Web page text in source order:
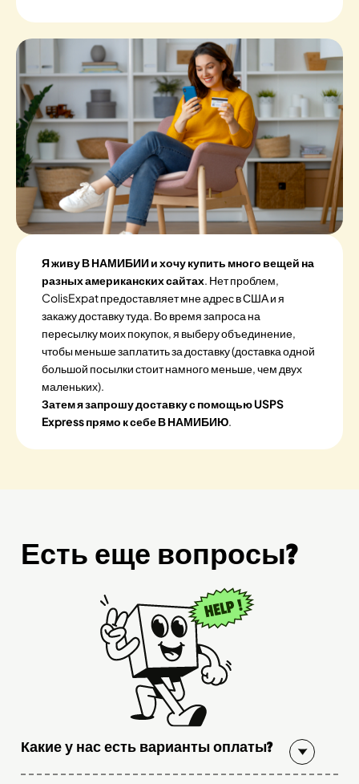
Я живу В НАМИБИИ и хочу купить много вещей на
разных американских сайтах. Нет проблем,
ColisExpat предоставляет мне адрес в США и я
закажу доставку туда. Во время запроса на
пересылку моих покупок, я выберу объединение,
чтобы меньше заплатить за доставку (доставка одной
большой посылки стоит намного меньше, чем двух
маленьких).
Затем я запрошу доставку с помощью USPS
Express прямо к себе В НАМИБИЮ.
Есть еще вопросы?
Какие у нас есть варианты оплаты?